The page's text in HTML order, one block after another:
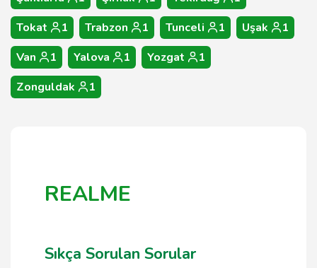
Tokat
1 Trabzon 1 Tunceli 1 Uşak
1
Van
1 Yalova 1 Yozgat
1
Zonguldak
1
REALME
Sıkça Sorulan Sorular